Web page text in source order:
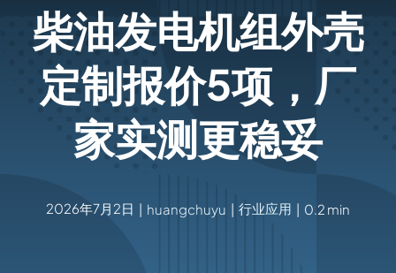
柴油发电机组外壳
定制报价5项，厂
家实测更稳妥
2026年7月2日 | huangchuyu | 行业应用 | 0.2 min